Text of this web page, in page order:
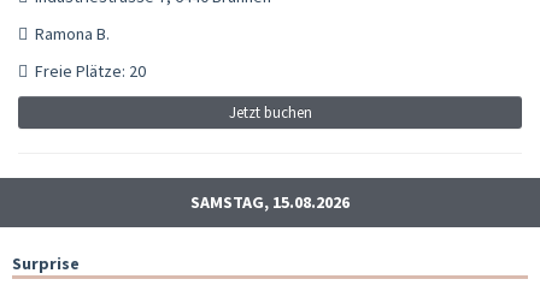
Ramona B.
Freie Plätze: 20
Jetzt buchen
SAMSTAG, 15.08.2026
Surprise